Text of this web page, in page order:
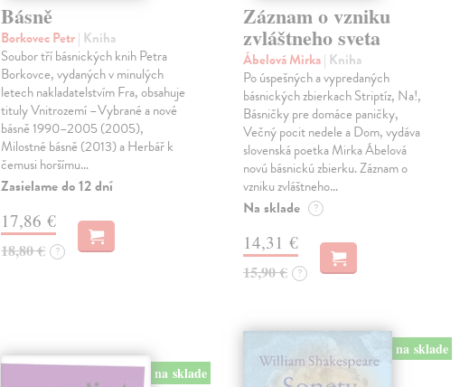
Básně
Borkovec Petr| Kniha
Soubor tří básnických knih Petra
Borkovce, vydaných v minulých
letech nakladatelstvím Fra, obsahuje
tituly Vnitrozemí –Vybrané a nové
básně 1990–2005 (2005),
Milostné básně (2013) a Herbář k
čemusi horšímu…
Zasielame do 12 dní
17,86 €
18,80 € ?
Záznam o vzniku
zvláštneho sveta
Ábelová Mirka| Kniha
Po úspešných a vypredaných
básnických zbierkach Striptíz, Na!,
Básničky pre domáce paničky,
Večný pocit nedele a Dom, vydáva
slovenská poetka Mirka Ábelová
novú básnickú zbierku. Záznam o
vzniku zvláštneho…
Na sklade ?
14,31 €
15,90 € ?
na sklade
na sklade